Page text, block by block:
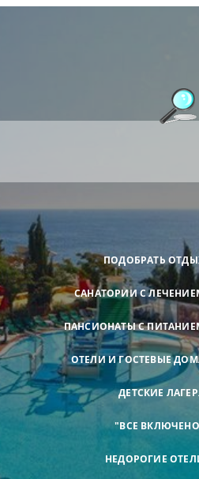
ПОДОБРАТЬ
САНАТОРИИ С
ПАНСИОНАТЫ С
ОТЕЛИ И ГОСТЕВЫЕ
ДЕТСКИЕ
"ВСЕ
НЕДОРОГИЕ